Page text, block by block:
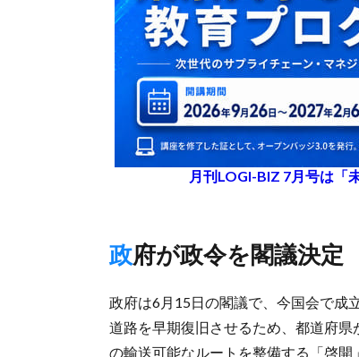
月刊LOGI-BIZ 7月号は「
政府が政令を閣議決定
政府は6月15日の閣議で、今国会で成
道路を早期復旧させるため、都道府
の輸送可能なルートを整備する「啓開